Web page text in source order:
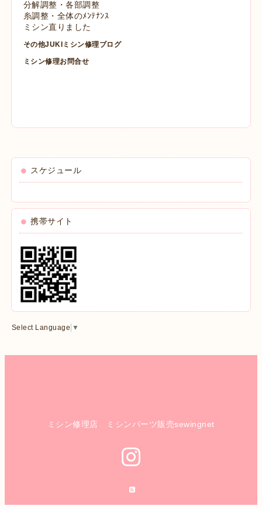
分解調整・各部調整
糸調整・全体のﾒﾝﾃﾅﾝｽ
ミシン直りました
その他JUKIミシン修理ブログ
ミシン修理お問合せ
スケジュール
携帯サイト
Select Language ▼
ミシン修理店 ミシンパーツ販売sewingnet